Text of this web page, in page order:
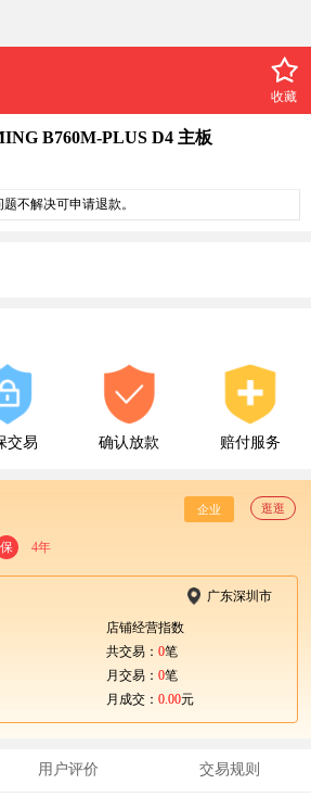
收藏
B760M-PLUS D4 主板
不解决可申请退款。
交易 确认放款 赔付服务
企业 逛逛
保 4年
广东深圳市
店铺经营指数
共交易： 0笔
月交易： 0笔
月成交： 0.00元
用户评价 交易规则